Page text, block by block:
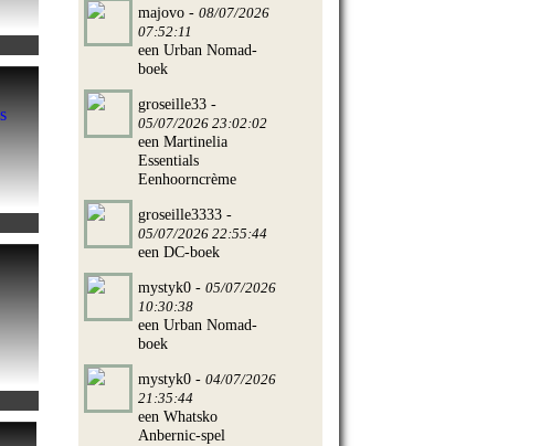
majovo - 08/07/2026
07:52:11
een Urban Nomad-
boek
groseille33 -
05/07/2026 23:02:02
een Martinelia
Essentials
Eenhoorncrème
groseille3333 -
05/07/2026 22:55:44
een DC-boek
mystyk0 - 05/07/2026
10:30:38
een Urban Nomad-
boek
mystyk0 - 04/07/2026
21:35:44
een Whatsko
Anbernic-spel